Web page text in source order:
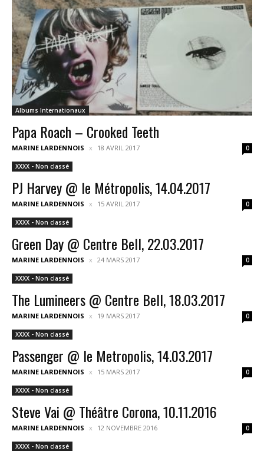
Albums Internationaux
Papa Roach – Crooked Teeth
MARINE LARDENNOIS 18 AVRIL 2017 0
XXXX - Non classé
PJ Harvey @ le Métropolis, 14.04.2017
MARINE LARDENNOIS 15 AVRIL 2017 0
XXXX - Non classé
Green Day @ Centre Bell, 22.03.2017
MARINE LARDENNOIS 24 MARS 2017 0
XXXX - Non classé
The Lumineers @ Centre Bell, 18.03.2017
MARINE LARDENNOIS 19 MARS 2017 0
XXXX - Non classé
Passenger @ le Metropolis, 14.03.2017
MARINE LARDENNOIS 15 MARS 2017 0
XXXX - Non classé
Steve Vai @ Théâtre Corona, 10.11.2016
MARINE LARDENNOIS 12 NOVEMBRE 2016 0
XXXX - Non classé